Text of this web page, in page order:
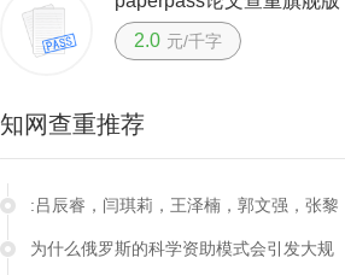
2.0 元/千字
知网查重推荐
:吕辰睿，闫琪莉，王泽楠，郭文强，张黎
为什么俄罗斯的科学资助模式会引发大规